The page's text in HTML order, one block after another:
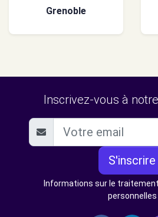
Grenoble
Inscrivez-vous à
S'inscrire
Informations sur le
personnelles